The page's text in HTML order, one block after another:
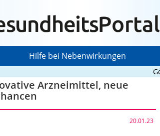
Hilfe bei Nebenwirkungen
Arzneimittel, neue
20.01.23